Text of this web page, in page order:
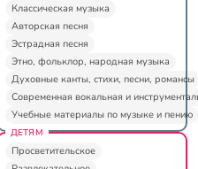
Классическая музыка
Авторская песня
Эстрадная песня
Этно, фольклор, народная музыка
Духовные канты, стихи, песни, романсы
Современная вокальная и
Учебные материалы по музыке и пению
ДЕТЯМ
Просветительское